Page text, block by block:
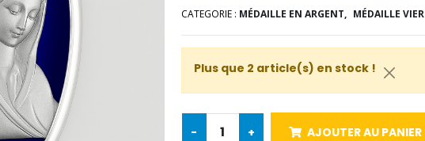
CATEGORIE : MÉDAILLE EN ARGENT, MÉDAILLE
Plus que 2 article(s) en stock !
- + AJOUTER AU PANIER